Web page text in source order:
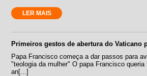
LER MAIS
Primeiros gestos de abertura do Vaticano
Papa Francisco começa a dar passos para
"teologia da mulher" O papa Francisco queria
an[...]